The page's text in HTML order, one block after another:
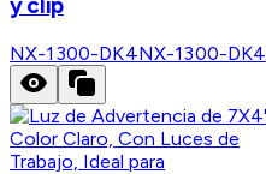
NX-1300-DK4NX-1300-DK4